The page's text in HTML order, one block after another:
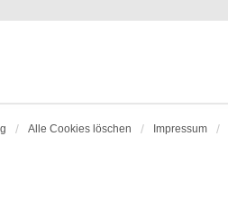
Alle Cookies löschen Impressum